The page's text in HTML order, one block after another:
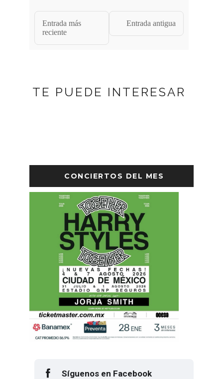
Entrada más
reciente
Entrada antigua
TE PUEDE INTERESAR
CONCIERTOS DEL MES
Síguenos en Facebook